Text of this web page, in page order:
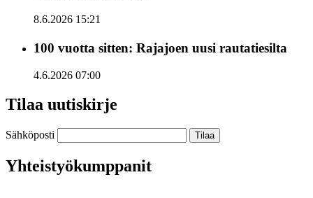
8.6.2026 15:21
100 vuotta sitten: Rajajoen uusi rautatiesilta
4.6.2026 07:00
Tilaa uutiskirje
Sähköposti
Yhteistyökumppanit